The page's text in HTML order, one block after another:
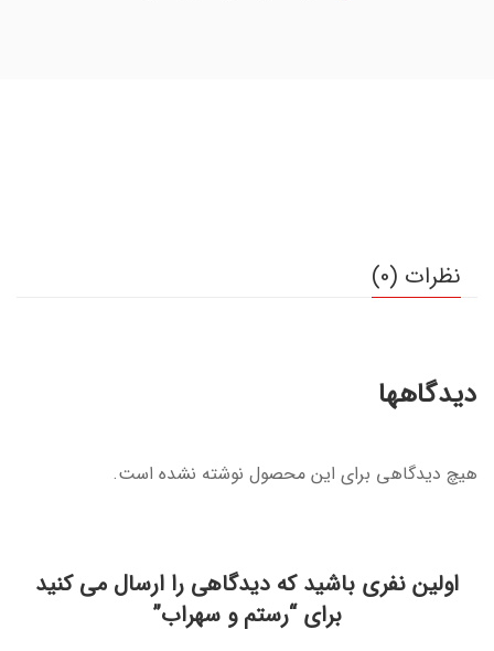
نظرات (0)
دیدگاهها
هیچ دیدگاهی برای این محصول نوشته نشده است.
اولین نفری باشید که دیدگاهی را ارسال می کنید
برای “رستم و سهراب”